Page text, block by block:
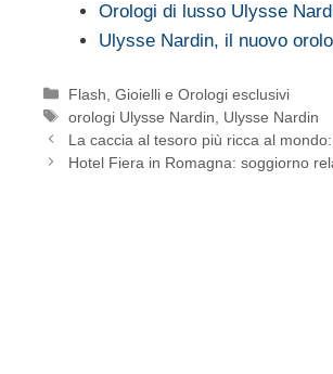
Orologi di lusso Ulysse
Ulysse Nardin, il nuovo
Categorie
Flash ,Gioielli e Orologi esclusivi
Tag
orologi Ulysse Nardin
Ulysse Nardin
La caccia al tesoro più ricca al
Hotel Fiera in Romagna: soggiorno